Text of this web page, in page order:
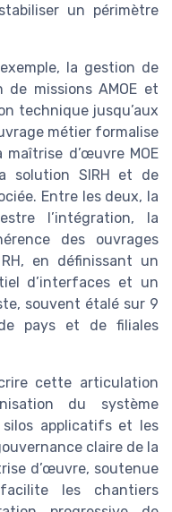
un périmètre
la gestion de
missions AMOE et
technique jusqu’aux
métier formalise
d’œuvre MOE
solution SIRH et de
Entre les deux, la
l’intégration, la
des ouvrages
en définissant un
d’interfaces et un
souvent étalé sur 9
pays et de filiales
cette articulation
du système
silos applicatifs et les
claire de la
d’œuvre, soutenue
les chantiers